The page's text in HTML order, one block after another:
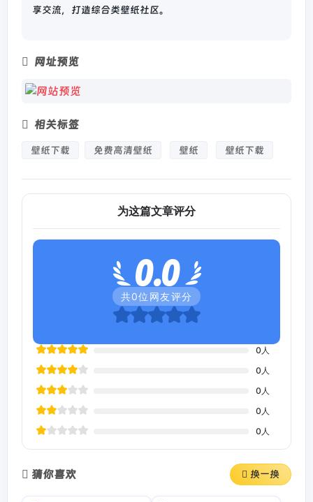
享交流，打造综合类壁纸社区。
网址预览
相关标签
壁纸下载 免费高清壁纸 壁纸 壁纸下载
为这篇文章评分
0.0
共0位网友评分
0 人
0 人
0 人
0 人
0 人
猜你喜欢 换一换